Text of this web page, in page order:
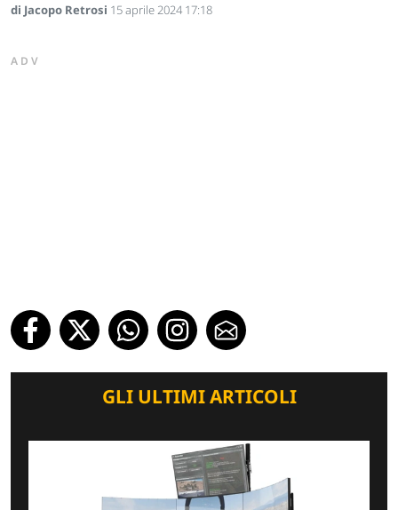
di Jacopo Retrosi 15 aprile 2024 17:18
ADV
GLI ULTIMI ARTICOLI